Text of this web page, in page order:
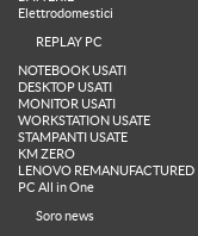
Elettrodomestici
REPLAY PC
NOTEBOOK USATI
DESKTOP USATI
MONITOR USATI
WORKSTATION USATE
STAMPANTI USATE
KM ZERO
LENOVO REMANUFACTURED
PC All in One
Soro news